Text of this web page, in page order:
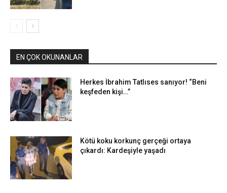
EN ÇOK OKUNANLAR
Herkes İbrahim Tatlıses sanıyor! “Beni
keşfeden kişi…”
Kötü koku korkunç gerçeği ortaya
çıkardı: Kardeşiyle yaşadı